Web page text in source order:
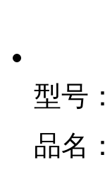
型号：
品名：